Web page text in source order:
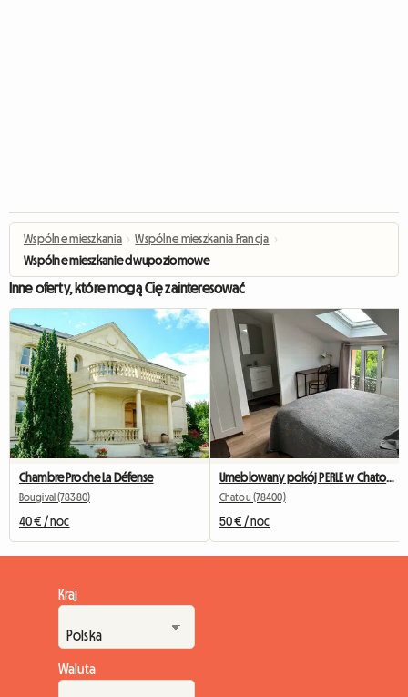
Wspólne mieszkania › Wspólne mieszkania Francja ›
Wspólne mieszkanie dwupoziomowe
Inne oferty, które mogą Cię zainteresować
Chambre Proche La Défense
Bougival (78380)
40 € / noc
Umeblowany pokój PERLE w Chatou z prywatną łazienką
Chatou (78400)
50 € / noc
Kraj
Waluta